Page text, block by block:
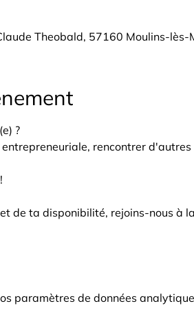
Theobald, 57160 Moulins-lès-
?
rencontrer
de ta disponibilité, rejoins-nous à
paramètres de données